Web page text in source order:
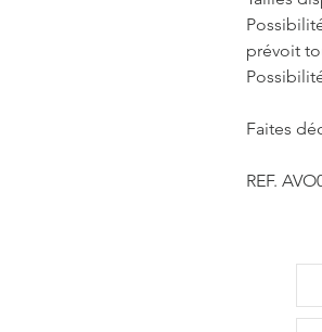
prévoit
Faites
REF.